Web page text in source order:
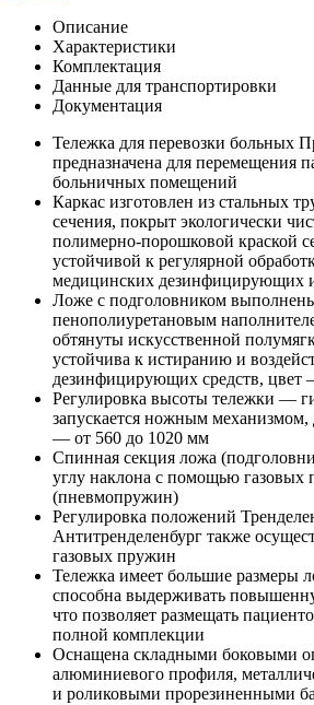
Описание
Характеристики
Комплектация
Данные для транспортировки
Документация
Тележка для перевозки больных
предназначена для перемещения
больничных помещений
Каркас изготовлен из стальных
сечения, покрыт экологически
полимерно-порошковой краской
устойчивой к регулярной
медицинских дезинфицирующих
Ложе с подголовником
пенополиуретановым
обтянуты искусственной
устойчива к истиранию и
дезинфицирующих средств, цвет
Регулировка высоты тележки —
запускается ножным механизмом,
— от 560 до 1020 мм
Спинная секция ложа
углу наклона с помощью газовых
(пневмопружин)
Регулировка положений
Антитренделенбург также
газовых пружин
Тележка имеет большие размеры
способна выдерживать
что позволяет размещать
полной комплекции
Оснащена складными боковыми
алюминиевого профиля,
и роликовыми прорезиненными